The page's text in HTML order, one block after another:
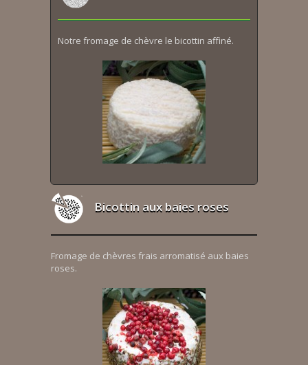
Notre fromage de chèvre le bicottin affiné.
Bicottin aux baies roses
Fromage de chèvres frais arromatisé aux baies
roses.